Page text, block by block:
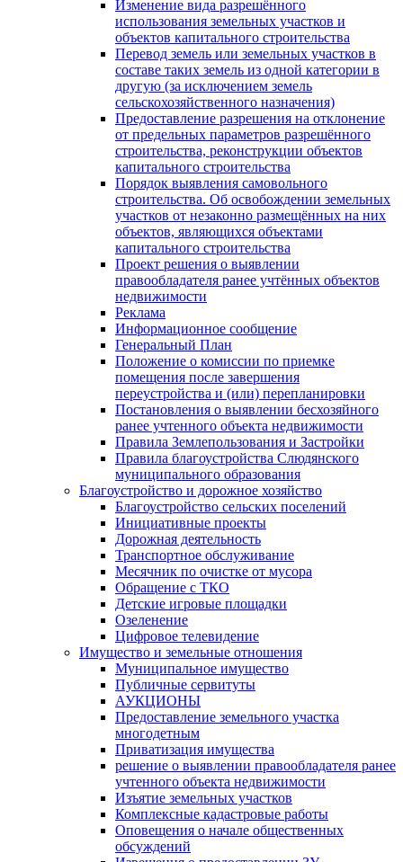
Изменение вида разрешённого
использования земельных участков и
объектов капитального строительства
Перевод земель или земельных участков в
составе таких земель из одной категории в
другую (за исключением земель
сельскохозяйственного назначения)
Предоставление разрешения на отклонение
от предельных параметров разрешённого
строительства, реконструкции объектов
капитального строительства
Порядок выявления самовольного
строительства. Об освобождении земельных
участков от незаконно размещённых на них
объектов, являющихся объектами
капитального строительства
Проект решения о выявлении
правообладателя ранее учтённых объектов
недвижимости
Реклама
Информационное сообщение
Генеральный План
Положение о комиссии по приемке
помещения после завершения
переустройства и (или) перепланировки
Постановления о выявлении бесхозяйного
ранее учтенного объекта недвижимости
Правила Землепользования и Застройки
Правила благоустройства Слюдянского
муниципального образования
Благоустройство и дорожное хозяйство
Благоустройство сельских поселений
Инициативные проекты
Дорожная деятельность
Транспортное обслуживание
Месячник по очистке от мусора
Обращение с ТКО
Детские игровые площадки
Озеленение
Цифровое телевидение
Имущество и земельные отношения
Муниципальное имущество
Публичные сервитуты
АУКЦИОНЫ
Предоставление земельного участка
многодетным
Приватизация имущества
решение о выявлении правообладателя ранее
учтенного объекта недвижимости
Изъятие земельных участков
Комплексные кадастровые работы
Оповещения о начале общественных
обсуждений